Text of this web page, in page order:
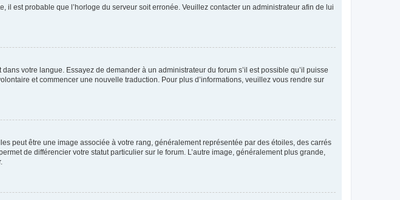
il est probable que l’horloge du serveur soit erronée. Veuillez contacter un administrateur afin de lui
votre langue. Essayez de demander à un administrateur du forum s’il est possible qu’il puisse
et commencer une nouvelle traduction. Pour plus d’informations, veuillez vous rendre sur
peut être une image associée à votre rang, généralement représentée par des étoiles, des carrés
de différencier votre statut particulier sur le forum. L’autre image, généralement plus grande,